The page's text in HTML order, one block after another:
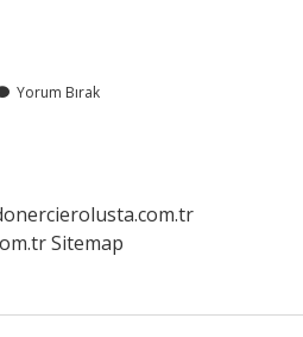
Yorum Bırak
Sitemap